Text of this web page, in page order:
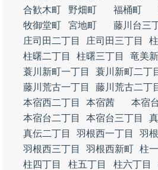
合歓木町
野畑町 福桶町
牧御堂町
宮地町 藤川台三
庄司田二丁目
庄司田三丁目
柱曙二丁目
柱曙三丁目 竜美
蓑川新町一丁目
蓑川新町二丁
藤川荒古一丁目
藤川荒古二丁
本宿西二丁目
本宿茜
本宿
本宿台二丁目
本宿台三丁目
真伝二丁目
羽根西一丁目
羽
羽根西三丁目
羽根西新町 柱
柱四丁目
柱五丁目 柱六丁目